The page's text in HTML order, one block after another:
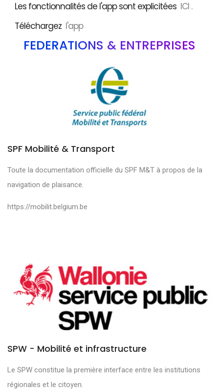
Les fonctionnalités de l'app sont explicitées ICI .
Téléchargez l'app
SPF Mobilité & Transport
Toute la documentation officielle du SPF M&T à propos de la
navigation de plaisance.
https://mobilit.belgium.be
SPW - Mobilité et infrastructure
Le SPW constitue la première interface entre les institutions
régionales et le citoyen.
FÉDÉRATIONS & ENTREPRISES